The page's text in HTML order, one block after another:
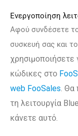
Ενεργοποίηση
Αφού συνδέσετε
συσκευή σας και
κώδικες στο
web FooSales. Θα
τη λειτουργία
κάνετε αυτό.